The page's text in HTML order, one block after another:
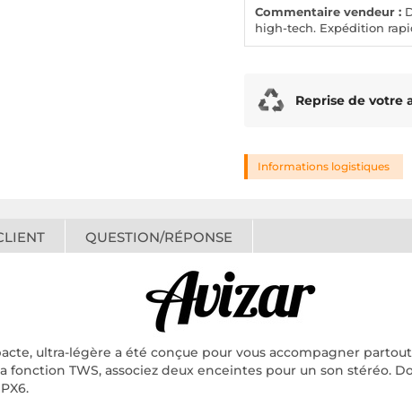
Commentaire vendeur :
high-tech. Expédition
Reprise de votre
Informations logistiques
QUESTION/RÉPONSE
ultra-légère a été conçue pour vous accompagner
fonction TWS, associez deux enceintes pour un son